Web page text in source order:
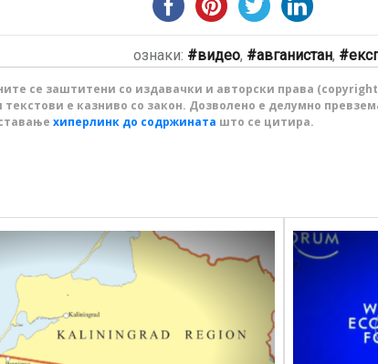
ознаки: видео, авганистан,
се заштитени со издавачки и авторски права
е казниво со закон. Дозволено е делумно
хиперлинк до содржината што се цитира.